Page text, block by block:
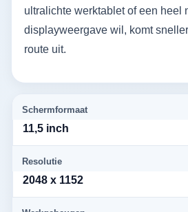
ultralichte werktablet of een heel
displayweergave wil, komt
route uit.
Schermformaat
11,5 inch
Resolutie
2048 x 1152